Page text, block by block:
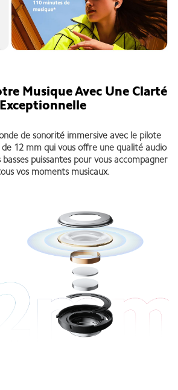
Musique Avec Une Clarté
Exceptionnelle
de sonorité immersive avec le pilote
12 mm qui vous offre une qualité audio
puissantes pour vous accompagner
vos moments musicaux.